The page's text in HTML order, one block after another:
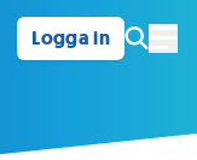
Logga in